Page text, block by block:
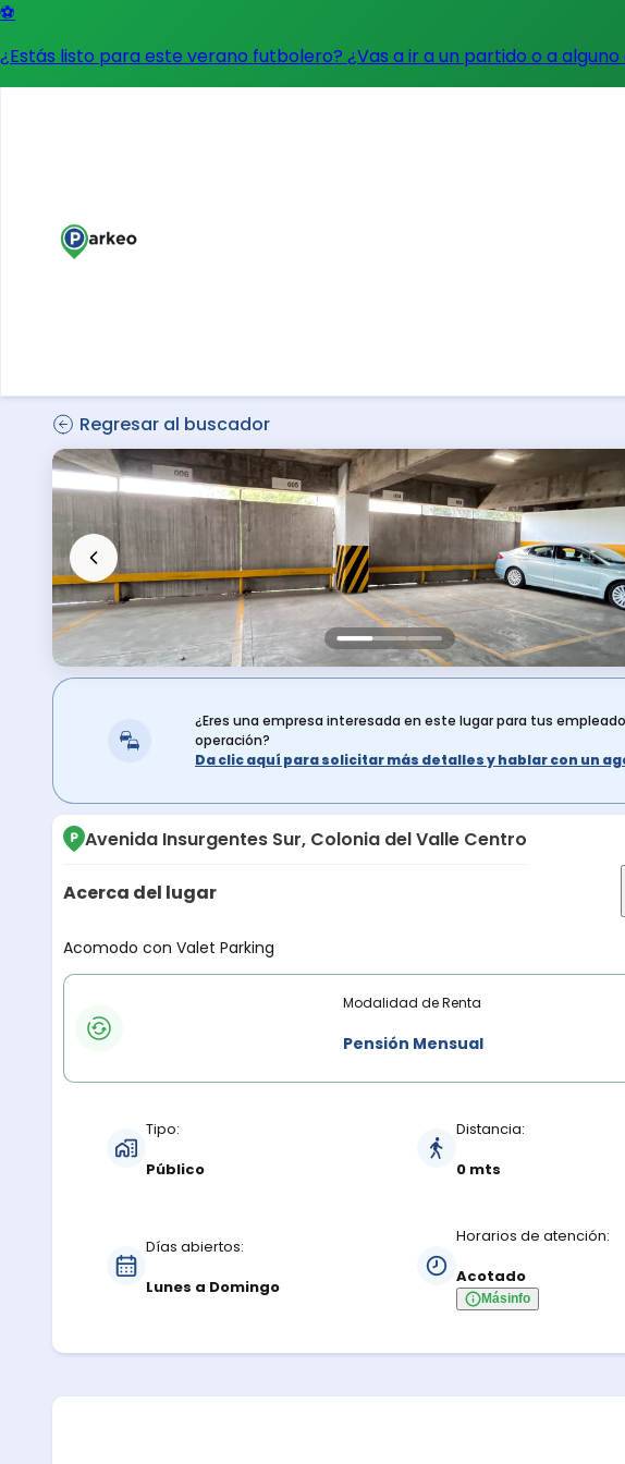
⚽
¿Estás listo para este verano futbolero? ¿Vas a ir a un partido o a
Regresar al buscador
¿Eres una empresa interesada en este lugar para tus
operación?
Da clic aquí para solicitar más detalles y hablar con un
Avenida Insurgentes Sur, Colonia del Valle Centro
Acerca del lugar
Descripción del lugar
Acomodo con Valet Parking
Modalidades de renta
Modalidad de Renta
Pensión Mensual
Tipo:
Público
Distancia:
0 mts
Días abiertos:
Lunes a Domingo
Horarios de atención:
Acotado
Másinfo